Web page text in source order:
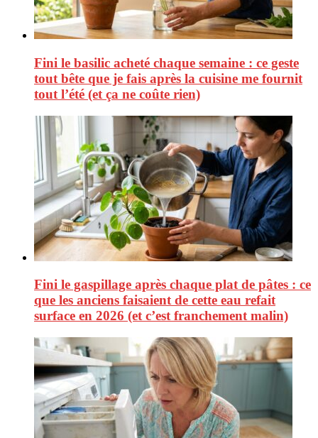
Fini le basilic acheté chaque semaine : ce geste
tout bête que je fais après la cuisine me fournit
tout l’été (et ça ne coûte rien)
Fini le gaspillage après chaque plat de pâtes : ce
que les anciens faisaient de cette eau refait
surface en 2026 (et c’est franchement malin)